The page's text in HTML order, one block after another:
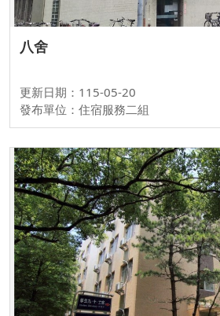
八舍
更新日期：115-05-20
發布單位：住宿服務二組